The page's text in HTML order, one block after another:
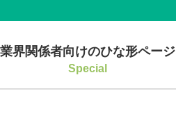
業界関係者向けのひな形ページ
Special